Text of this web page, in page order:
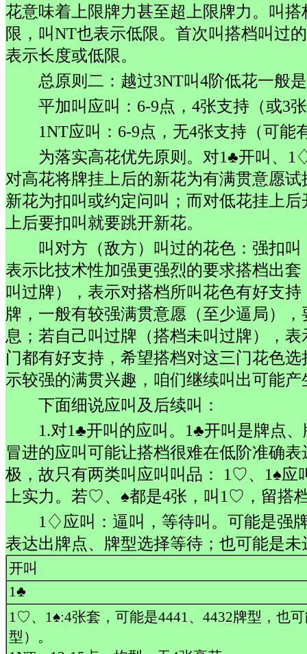
花意味着上限牌力甚至超上限牌力。叫
限，叫NT也表示低限。首次叫搭档叫过
表示长度或低限。
总原则二：越过3NT叫4阶低花一般
平加叫应叫：6-9点，4张支持（或3
1NT应叫：6-9点，无4张支持（可能
为落实高花优先原则。对1♣开叫、
对高花将牌挂上后的新花为有满贯意愿
新花为扣叫或约定问叫；而对低花挂上
上后要扣叫就要跳开新花。
叫对方（敌方）叫过的花色：强扣
表示比技术性加强更强烈的要求搭档出
叫过牌），表示对搭档所叫花色有好支
牌，一般有较强满贯意愿（至少逼局）
息；若自己叫过牌（搭档未叫过牌），
门都有好支持，希望搭档对这三门花色
示较强的满贯兴趣，咱们继续叫出可能
下面细说应叫及后续叫：
1.对1♣开叫的应叫。1♣开叫是牌点
冒进的应叫可能让搭档很难在低阶准确
极，故只有两类叫应叫叫品： 1♡、1♠应
上实力。若♡、♠都是4张，叫1♡，留搭
1♢应叫：逼叫，等待叫。可能是强
表达出牌点、牌型选择等待；也可能是
开叫
1♣
1♡、1♠:4张套，可能是4441、4432牌型，也
型）。